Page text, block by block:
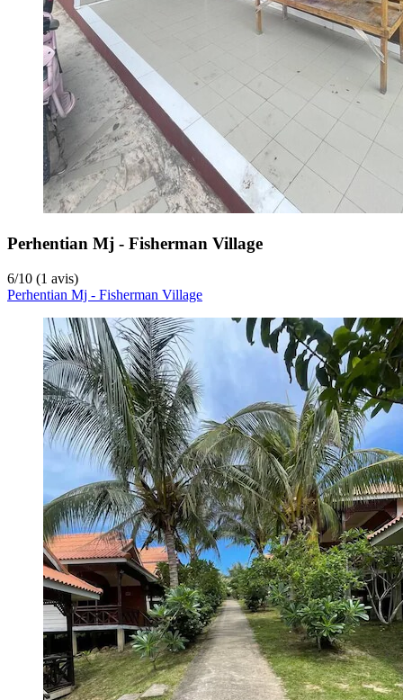
Perhentian Mj - Fisherman Village
6/10 (1 avis)
Perhentian Mj - Fisherman Village